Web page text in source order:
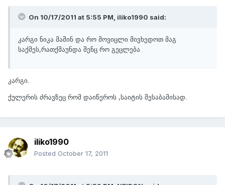
On 10/17/2011 at 5:55 PM, iliko1990 said:
კარგი ნიკა მაშინ და რო მოვიცლი მივხედოთ მაგ
საქმეს,რათქმაუნდა შენც რო გეცლება
კარგი.
ქულერის ძრავზეც რომ დაიწეროს ,საიტის შესაბამისად.
iliko1990
Posted October 17, 2011